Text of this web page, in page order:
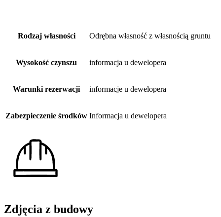
Rodzaj własności Odrębna własność z własnością gruntu
Wysokość czynszu informacja u dewelopera
Warunki rezerwacji informacje u dewelopera
Zabezpieczenie środków Informacja u dewelopera
Zdjęcia z budowy